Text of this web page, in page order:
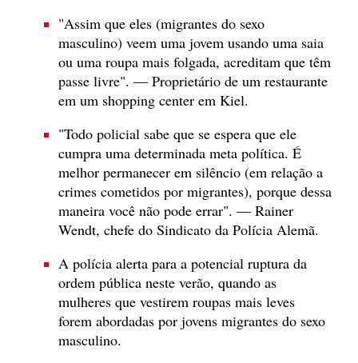
"Assim que eles (migrantes do sexo
masculino) veem uma jovem usando uma saia
ou uma roupa mais folgada, acreditam que têm
passe livre". — Proprietário de um restaurante
em um shopping center em Kiel.
"Todo policial sabe que se espera que ele
cumpra uma determinada meta política. É
melhor permanecer em silêncio (em relação a
crimes cometidos por migrantes), porque dessa
maneira você não pode errar". — Rainer
Wendt, chefe do Sindicato da Polícia Alemã.
A polícia alerta para a potencial ruptura da
ordem pública neste verão, quando as
mulheres que vestirem roupas mais leves
forem abordadas por jovens migrantes do sexo
masculino.